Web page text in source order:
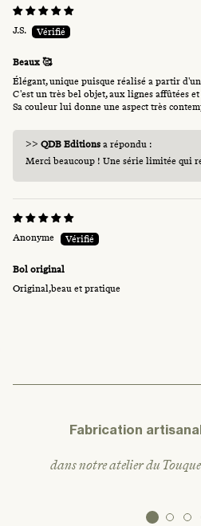
J.S.
Beaux 🥰
Élégant, unique puisque réalisé a partir
C'est un très bel objet, aux lignes affûtées et
Sa couleur lui donne une aspect très
>> QDB Editions a répondu :
Merci beaucoup ! Une série limitée qui
Anonyme
Bol original
Original,beau et pratique
Fabrication
dans notre atelier du